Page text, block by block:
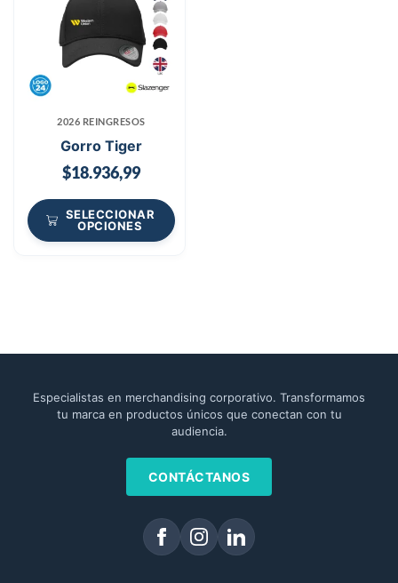
2026 REINGRESOS
Gorro Tiger
$18.936,99
SELECCIONAR
OPCIONES
Especialistas en merchandising corporativo. Transformamos
tu marca en productos únicos que conectan con tu
audiencia.
CONTÁCTANOS